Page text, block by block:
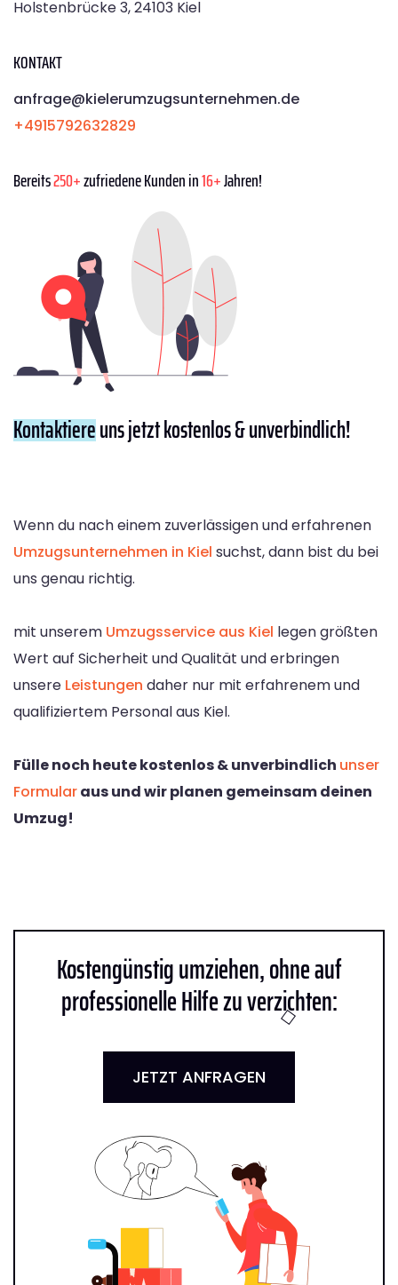
Holstenbrücke 3, 24103 Kiel
KONTAKT
anfrage@kielerumzugsunternehmen.de
+4915792632829
Bereits250+zufriedene Kunden in16+Jahren!
Kontaktiereuns jetzt kostenlos & unverbindlich!
Wenn du nach einem zuverlässigen und erfahrenen
Umzugsunternehmen in Kiel suchst, dann bist du bei
uns genau richtig.
mit unserem Umzugsservice aus Kiel legen größten
Wert auf Sicherheit und Qualität und erbringen
unsere Leistungen daher nur mit erfahrenem und
qualifiziertem Personal aus Kiel.
Fülle noch heute kostenlos & unverbindlich unser
Formularaus und wir planen gemeinsam deinen
Umzug!
Kostengünstig umziehen, ohne auf
professionelle Hilfe zu verzichten:
JETZT ANFRAGEN